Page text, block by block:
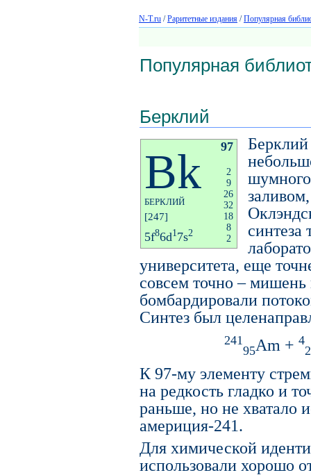
N-T.ru /Раритетные издания /Популярная
Популярная
Берклий
97
Bk
2
9
26
32
18
8
2
БЕРКЛИЙ
[247]
5f86d17s2
Берклий
синтеза
университета, еще
совсем точно –
бомбардировали
Синтез был
241
95Am + 4
2
К 97-му элементу
на редкость гладко и
раньше, но не хватало
америция-241.
Для химической
использовали хорошо